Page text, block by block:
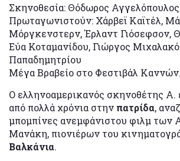
Σκηνοθεσία: Θόδωρος Αγγελόπουλος
Πρωταγωνιστούν: Χάρβεϊ Καϊτέλ,
Μόργκενστερν, Έρλαντ Γιόσεφσον,
Εύα Κοταμανίδου, Γιώργος
Παπαδημητρίου
Μέγα Βραβείο στο Φεστιβάλ Καννών.
O ελληνοαμερικανός σκηνοθέτης Α.
από πολλά χρόνια στην πατρίδα,
μπομπίνες ανεμφάνιστου φιλμ των
Μανάκη, πιονιέρων του
Βαλκάνια.